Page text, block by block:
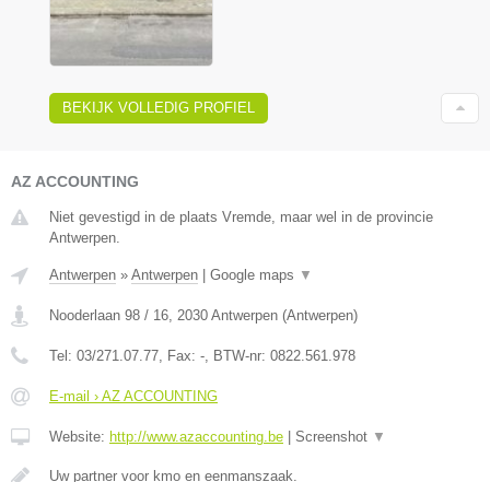
BEKIJK VOLLEDIG PROFIEL
AZ ACCOUNTING
Niet gevestigd in de plaats Vremde, maar wel in de provincie
Antwerpen.
Antwerpen » Antwerpen | Google maps ▼
Nooderlaan 98 / 16 2030 Antwerpen (Antwerpen)
Tel: 03/271.07.77 , Fax: - , BTW-nr: 0822.561.978
E-mail › AZ ACCOUNTING
Website: http://www.azaccounting.be | Screenshot ▼
Uw partner voor kmo en eenmanszaak.